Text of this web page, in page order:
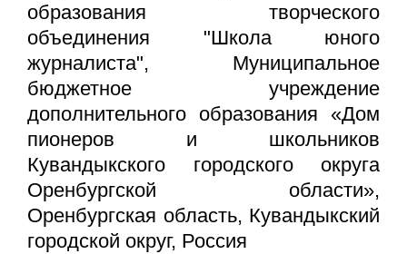
образования творческого
объединения "Школа юного
журналиста", Муниципальное
бюджетное учреждение
дополнительного образования «Дом
пионеров и школьников
Кувандыкского городского округа
Оренбургской области»,
Оренбургская область, Кувандыкский
городской округ, Россия